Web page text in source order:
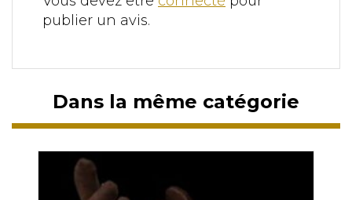
publier un avis.
Dans la même catégorie